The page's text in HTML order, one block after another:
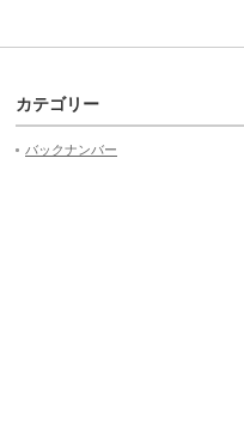
カテゴリー
バックナンバー